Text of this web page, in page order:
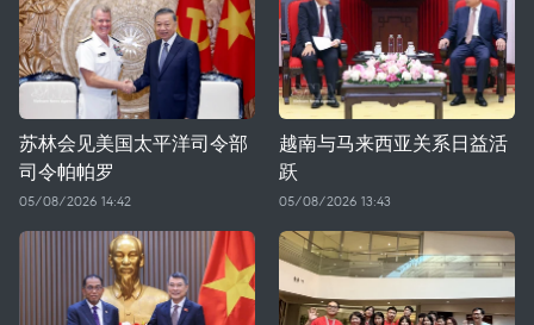
苏林会见美国太平洋司令部
司令帕帕罗
05/08/2026 14:42
越南与马来西亚关系日益活
跃
05/08/2026 13:43